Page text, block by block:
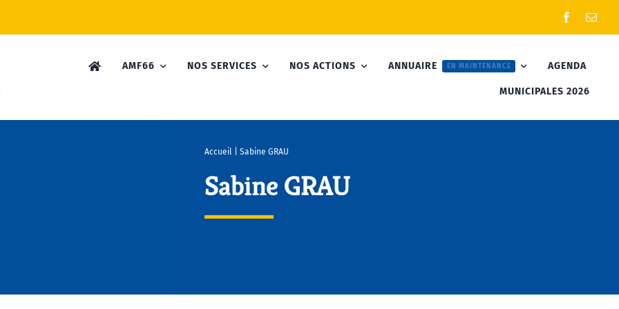
AMF66 NOS SERVICES NOS ACTIONS ANNUAIRE EN MAINTENANCE AGENDA
MUNICIPALES 2026
Accueil| Sabine GRAU
Sabine GRAU